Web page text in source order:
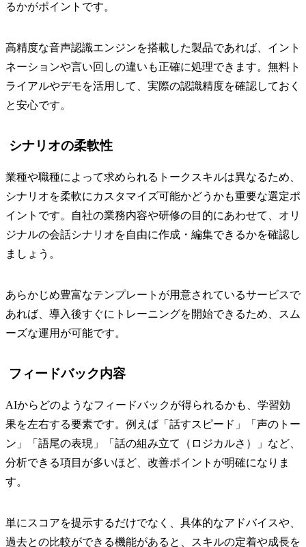
るかがポイントです。
高精度な音声認識エンジンを搭載した製品であれば、イント
ネーションや言い回しの違いも正確に処理できます。無料ト
ライアルやデモを活用して、実際の認識精度を確認しておく
と安心です。
シナリオの柔軟性
業種や職種によって求められるトークスキルは異なるため、
シナリオを柔軟にカスタマイズ可能かどうかも重要な選定ポ
イントです。自社の業務内容や研修の目的にあわせて、オリ
ジナルの会話シナリオを自由に作成・編集できるかを確認し
ましょう。
あらかじめ豊富なテンプレートが用意されているサービスで
あれば、導入後すぐにトレーニングを開始できるため、スム
ーズな運用が可能です。
フィードバック内容
AIからどのようなフィードバックが得られるかも、学習効
果を左右する要素です。例えば「話すスピード」「声のトー
ン」「語尾の表現」「話の組み立て（ロジカルさ）」など、
分析できる項目が多いほど、改善ポイントが明確になりま
す。
単にスコアを提示するだけでなく、具体的なアドバイスや、
過去との比較ができる機能があると、スキルの定着や成長を